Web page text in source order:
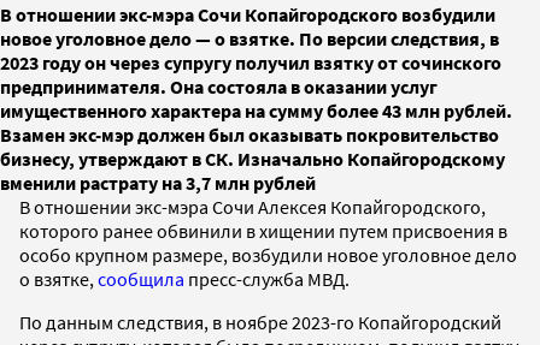
В отношении экс-мэра Сочи Копайгородского возбудили
новое уголовное дело — о взятке. По версии следствия, в
2023 году он через супругу получил взятку от сочинского
предпринимателя. Она состояла в оказании услуг
имущественного характера на сумму более 43 млн рублей.
Взамен экс-мэр должен был оказывать покровительство
бизнесу, утверждают в СК. Изначально Копайгородскому
вменили растрату на 3,7 млн рублей
В отношении экс-мэра Сочи Алексея Копайгородского,
которого ранее обвинили в хищении путем присвоения в
особо крупном размере, возбудили новое уголовное дело
о взятке, сообщила пресс-служба МВД.
По данным следствия, в ноябре 2023-го Копайгородский